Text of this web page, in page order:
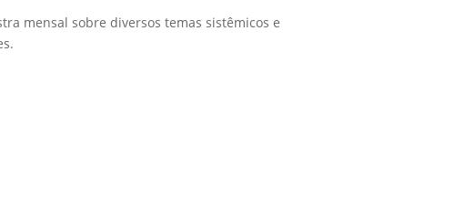
mensal sobre diversos temas sistêmicos e